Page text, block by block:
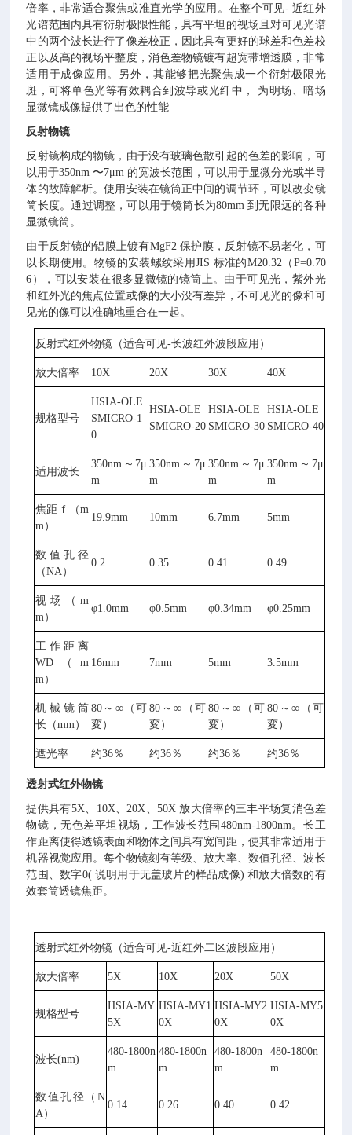
倍率，非常适合聚焦或准直光学的应用。在整个可见- 近红外
光谱范围内具有衍射极限性能，具有平坦的视场且对可见光谱
中的两个波长进行了像差校正，因此具有更好的球差和色差校
正以及高的视场平整度，消色差物镜镀有超宽带增透膜，非常
适用于成像应用。另外，其能够把光聚焦成一个衍射极限光
斑，可将单色光等有效耦合到波导或光纤中， 为明场、暗场
显微镜成像提供了出色的性能
反射物镜
反射镜构成的物镜，由于没有玻璃色散引起的色差的影响，可
以用于350nm 〜7μm 的宽波长范围，可以用于显微分光或半导
体的故障解析。使用安装在镜筒正中间的调节环，可以改变镜
筒长度。通过调整，可以用于镜筒长为80mm 到无限远的各种
显微镜筒。
由于反射镜的铝膜上镀有MgF2 保护膜，反射镜不易老化，可
以长期使用。物镜的安装螺纹采用JIS 标准的M20.32（P=0.70
6），可以安装在很多显微镜的镜筒上。由于可见光，紫外光
和红外光的焦点位置或像的大小没有差异，不可见光的像和可
见光的像可以准确地重合在一起。
反射式红外物镜（适合可见-长波红外波段应用）
放大倍率 10X 20X 30X 40X
规格型号
HSIA-OLE
SMICRO-1
0
HSIA-OLE
SMICRO-20
HSIA-OLE
SMICRO-30
HSIA-OLE
SMICRO-40
适用波长
350nm～7μ
m
350nm～7μ
m
350nm～7μ
m
350nm～7μ
m
焦距ｆ（m
m）
19.9mm 10mm 6.7mm 5mm
数值孔径
（NA）
0.2 0.35 0.41 0.49
视场（m
m）
φ1.0mm φ0.5mm φ0.34mm φ0.25mm
工作距离
WD（m
m）
16mm 7mm 5mm 3.5mm
机械镜筒
长（mm）
80～∞（可
変）
80～∞（可
変）
80～∞（可
変）
80～∞（可
変）
遮光率 约36％ 约36％ 约36％ 约36％
透射式红外物镜
提供具有5X、10X、20X、50X 放大倍率的三丰平场复消色差
物镜，无色差平坦视场，工作波长范围480nm-1800nm。长工
作距离使得透镜表面和物体之间具有宽间距，使其非常适用于
机器视觉应用。每个物镜刻有等级、放大率、数值孔径、波长
范围、数字0( 说明用于无盖玻片的样品成像) 和放大倍数的有
效套筒透镜焦距。
透射式红外物镜（适合可见-近红外二区波段应用）
放大倍率 5X 10X 20X 50X
规格型号
HSIA-MY
5X
HSIA-MY1
0X
HSIA-MY2
0X
HSIA-MY5
0X
波长(nm)
480-1800n
m
480-1800n
m
480-1800n
m
480-1800n
m
数值孔径（N
A）
0.14 0.26 0.40 0.42